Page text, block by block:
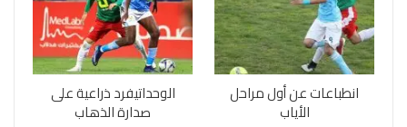
انطباعات عن أول مراحل
الأياب
الوحداتيفرد ذراعية على
صدارة الذهاب